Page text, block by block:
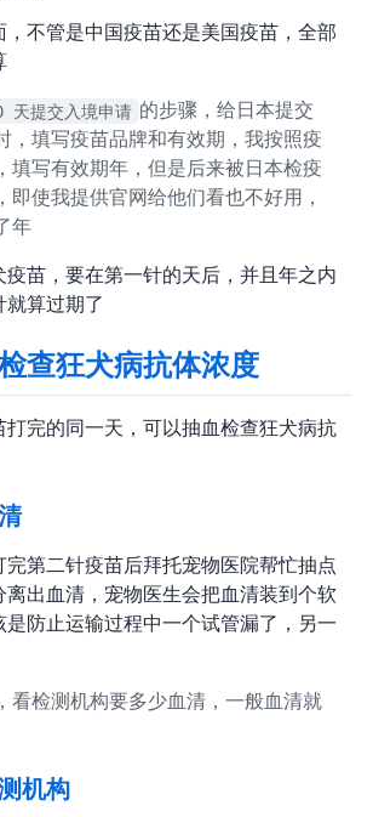
，不管是中国疫苗还是美国疫苗，全部
天提交入境申请 的步骤，给日本提交
，填写疫苗品牌和有效期，我按照疫
写有效期 3 年，但是后来被日本检疫
，即使我提供官网给他们看也不好用，
年…
苗，要在第一针的 30 天后，并且 1 年之内
就算过期了
查狂犬病抗体浓度
打完的同一天，可以抽血检查狂犬病抗
完第二针疫苗后拜托宠物医院帮忙抽点
出血清，宠物医生会把血清装到 2 个软
是防止运输过程中一个试管漏了，另一
检测机构要多少血清，一般 1ml 血清就
机构